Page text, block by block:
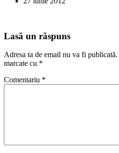
Lasă un răspuns
Adresa ta de email nu va fi publicată.
marcate cu *
Comentariu *